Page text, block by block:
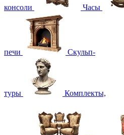
консоли Часы
печи Скульп-
туры Комплекты,